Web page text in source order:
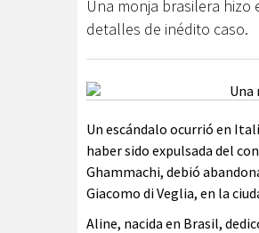
Una monja brasilera hizo
detalles de inédito caso.
Un escándalo ocurrió en
haber sido expulsada del
Ghammachi, debió
Giacomo di Veglia, en la
Aline, nacida en Brasil,